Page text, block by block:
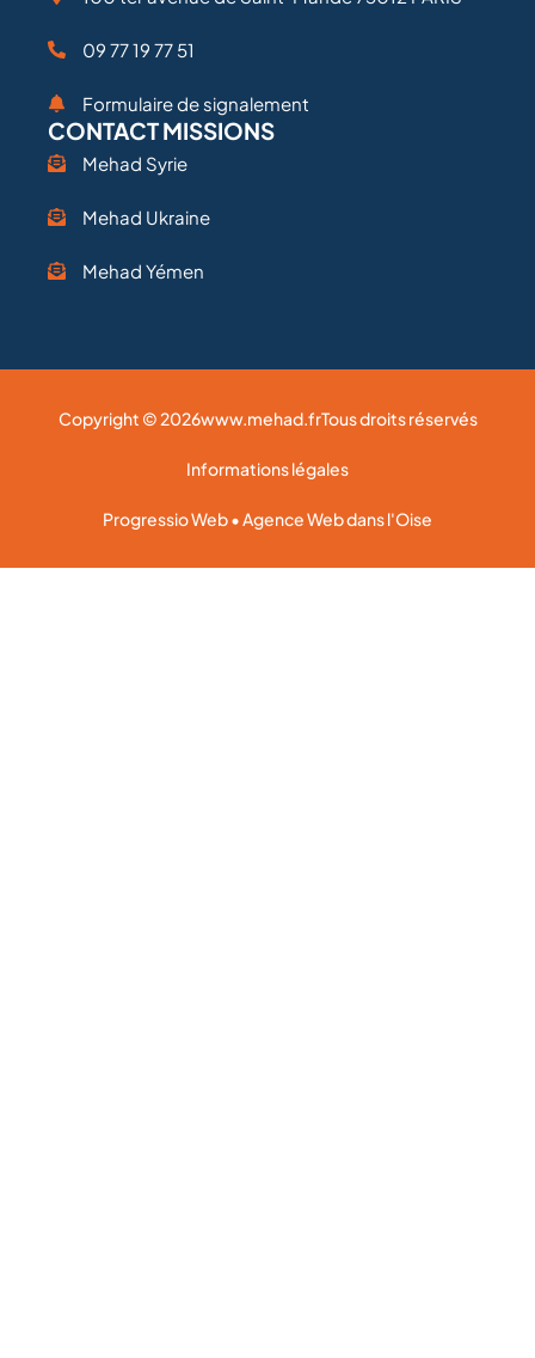
09 77 19 77 51
Formulaire de signalement
CONTACT MISSIONS
Mehad Syrie
Mehad Ukraine
Mehad Yémen
Copyright © 2026www.mehad.frTous droits réservés
Informations légales
Progressio Web • Agence Web dans l'Oise